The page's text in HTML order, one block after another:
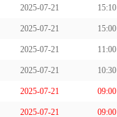
2025-07-21 15:10
2025-07-21 15:00
2025-07-21 11:00
2025-07-21 10:30
2025-07-21 09:00
2025-07-21 09:00